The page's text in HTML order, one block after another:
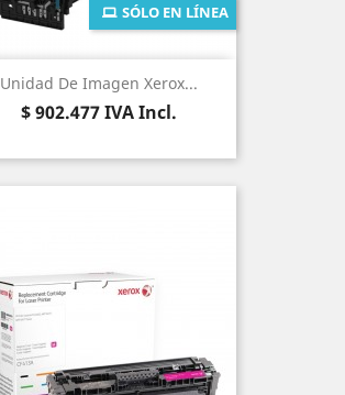
Unidad De Imagen Xerox...
Precio
$ 902.477IVA Incl.
SÓLO EN LÍNEA